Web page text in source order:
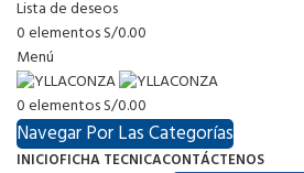
Lista de deseos
0elementosS/0.00
Menú
0elementosS/0.00
Navegar Por Las Categorías
INICIOFICHA TECNICACONTÁCTENOS